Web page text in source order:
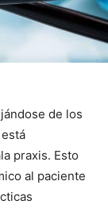
de los
praxis. Esto
al paciente